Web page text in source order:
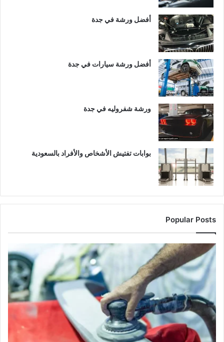
أفضل ورشة في جدة
أفضل ورشة سيارات في جدة
ورشة شفروليه في جدة
بوابات تفتيش الأشخاص والأفراد بالسعودية
Popular Posts